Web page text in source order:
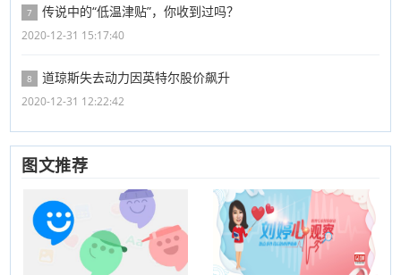
7 传说中的“低温津贴”，你收到过吗？
2020-12-31 15:17:40
8 道琼斯失去动力因英特尔股价飙升
2020-12-31 12:22:42
图文推荐